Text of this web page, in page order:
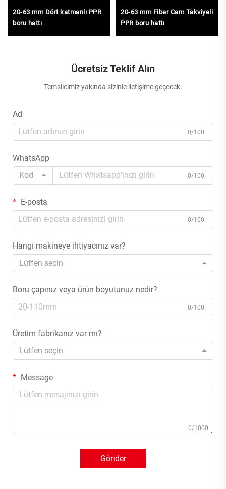
20-63 mm Dört katmanlı PPR
boru hattı
20-63 mm Fiber Cam Takviyeli
PPR boru hattı
Ücretsiz Teklif Alın
Temsilcimiz yakında sizinle iletişime geçecek.
Ad
0/100
WhatsApp
Kod
0/100
E-posta
0/100
Hangi makineye ihtiyacınız var?
Lütfen seçin
Boru çapınız veya ürün boyutunuz nedir?
0/100
Üretim fabrikanız var mı?
Lütfen seçin
Message
0/1000
Gönder